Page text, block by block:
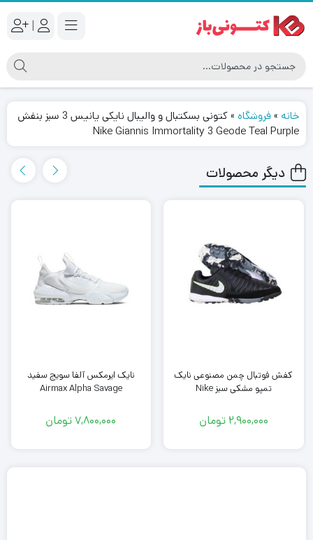
|
خانه »فروشگاه »
کتونی بسکتبال و والیبال نایکی یانیس 3 سبز بنفش
Nike Giannis Immortality 3 Geode Teal Purple
دیگر محصولات
کفش فوتبال چمن مصنوعی نایک
تمپو مشکی سبز Nike
2,900,000 تومان
نایک ایرمکس آلفا سویج سفید
Airmax Alpha Savage
7,800,000تومان